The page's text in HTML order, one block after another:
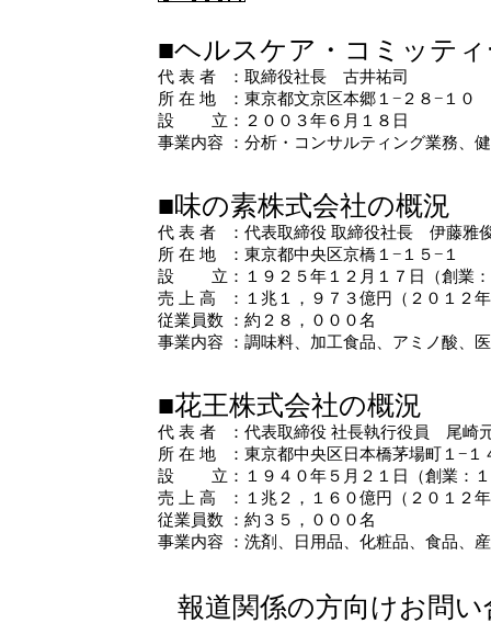
■ヘルスケア・コミッテ
代 表 者 ： 取締役社長 古井祐司
所 在 地
： 東京都文京区本郷１−２８−１０
設 立 ：
２００３年６月１８日
事業内容
： 分析・コンサルティング業務、
■味の素株式会社の概況
代 表 者 ： 代表取締役 取締役社長 伊藤雅
所 在 地
： 東京都中央区京橋１−１５−１
設 立 ：
１９２５年１２月１７日（創業
売 上 高
：
１兆１，９７３億円（２０１２
従業員数
： 約２８，０００名
事業内容
： 調味料、加工食品、アミノ酸、
■花王株式会社の概況
代 表 者 ： 代表取締役 社長執行役員 尾崎
所 在 地
： 東京都中央区日本橋茅場町１−１
設 立 ：
１９４０年５月２１日（創業：
売 上 高
：
１兆２，１６０億円（２０１２
従業員数
： 約３５，０００名
事業内容
： 洗剤、日用品、化粧品、食品、
報道関係の方向けお問い